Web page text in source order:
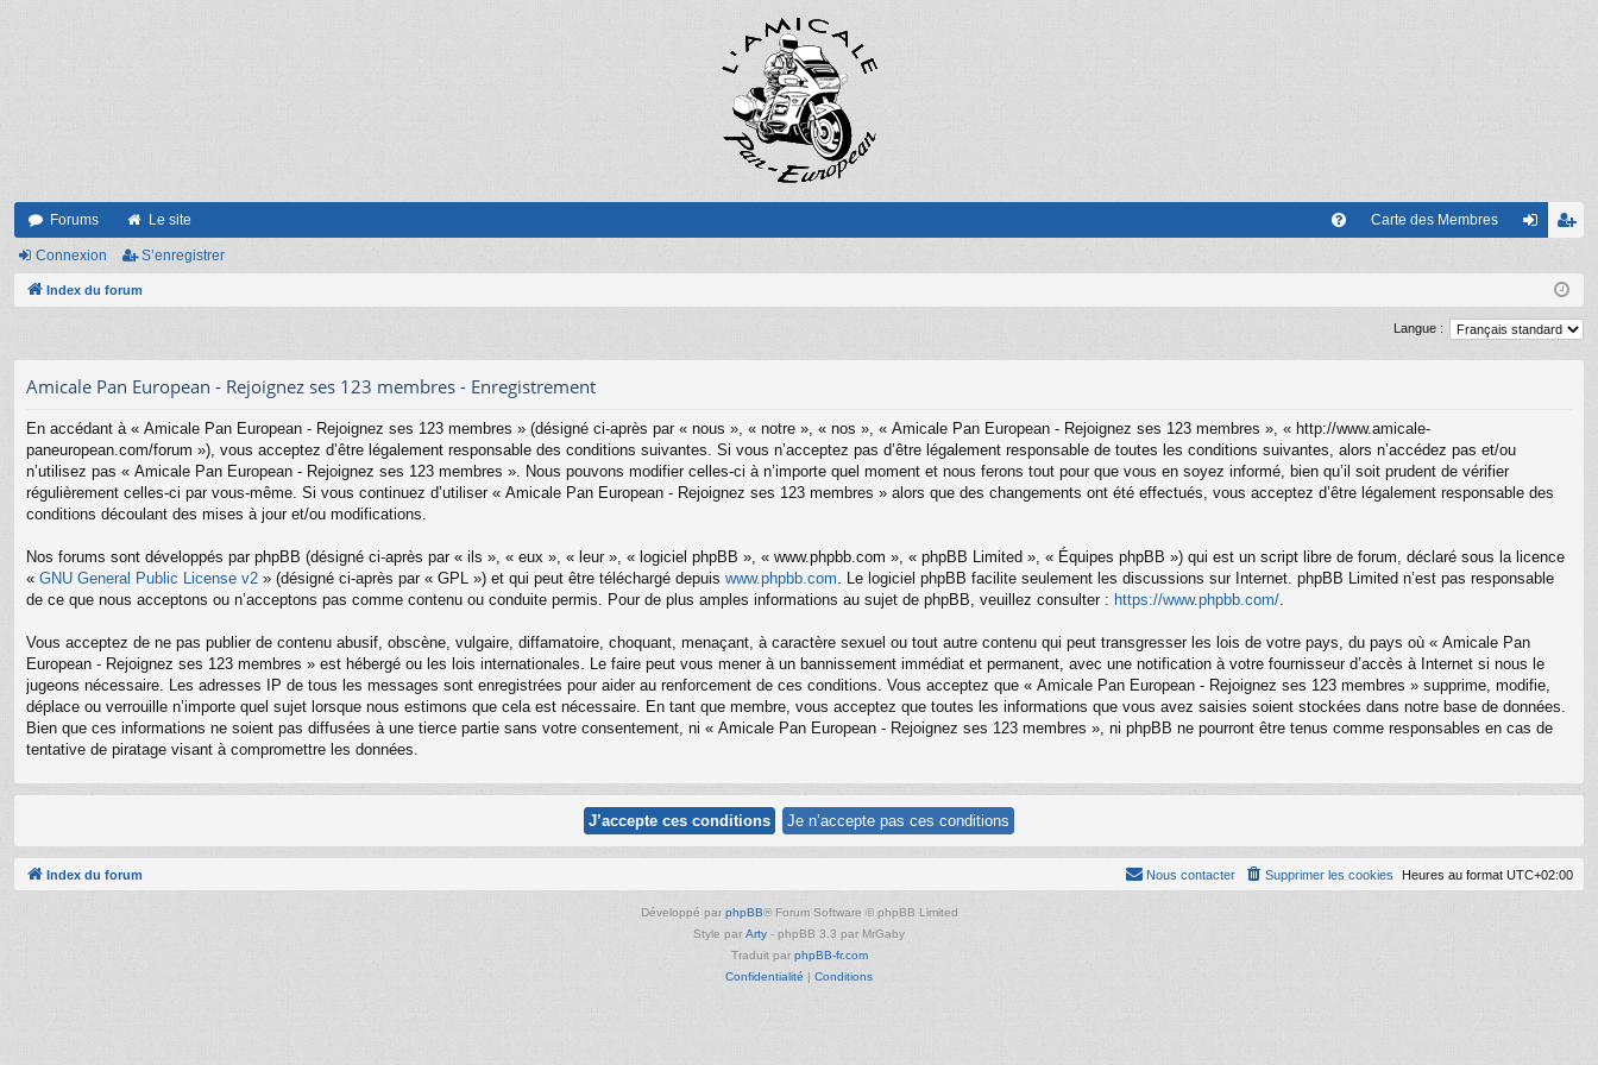
Forums Le site Carte des Membres
xi
on
nr
eg
ist
Connexion S’enregistrer
Index du forum
Langue :
Amicale Pan European - Rejoignez ses 123 membres - Enregistrement
En accédant à « Amicale Pan European - Rejoignez ses 123 membres » (désigné ci-après par « nous », « notre », « nos », « Amicale Pan European - Rejoignez ses 123 membres », « http://www.amicale-
paneuropean.com/forum »), vous acceptez d’être légalement responsable des conditions suivantes. Si vous n’acceptez pas d’être légalement responsable de toutes les conditions suivantes, alors n’accédez pas et/ou
n’utilisez pas « Amicale Pan European - Rejoignez ses 123 membres ». Nous pouvons modifier celles-ci à n’importe quel moment et nous ferons tout pour que vous en soyez informé, bien qu’il soit prudent de vérifier
régulièrement celles-ci par vous-même. Si vous continuez d’utiliser « Amicale Pan European - Rejoignez ses 123 membres » alors que des changements ont été effectués, vous acceptez d’être légalement responsable des
conditions découlant des mises à jour et/ou modifications.
Nos forums sont développés par phpBB (désigné ci-après par « ils », « eux », « leur », « logiciel phpBB », « www.phpbb.com », « phpBB Limited », « Équipes phpBB ») qui est un script libre de forum, déclaré sous la licence
« GNU General Public License v2 » (désigné ci-après par « GPL ») et qui peut être téléchargé depuis www.phpbb.com. Le logiciel phpBB facilite seulement les discussions sur Internet. phpBB Limited n’est pas responsable
de ce que nous acceptons ou n’acceptons pas comme contenu ou conduite permis. Pour de plus amples informations au sujet de phpBB, veuillez consulter : https://www.phpbb.com/.
Vous acceptez de ne pas publier de contenu abusif, obscène, vulgaire, diffamatoire, choquant, menaçant, à caractère sexuel ou tout autre contenu qui peut transgresser les lois de votre pays, du pays où « Amicale Pan
European - Rejoignez ses 123 membres » est hébergé ou les lois internationales. Le faire peut vous mener à un bannissement immédiat et permanent, avec une notification à votre fournisseur d’accès à Internet si nous le
jugeons nécessaire. Les adresses IP de tous les messages sont enregistrées pour aider au renforcement de ces conditions. Vous acceptez que « Amicale Pan European - Rejoignez ses 123 membres » supprime, modifie,
déplace ou verrouille n’importe quel sujet lorsque nous estimons que cela est nécessaire. En tant que membre, vous acceptez que toutes les informations que vous avez saisies soient stockées dans notre base de données.
Bien que ces informations ne soient pas diffusées à une tierce partie sans votre consentement, ni « Amicale Pan European - Rejoignez ses 123 membres », ni phpBB ne pourront être tenus comme responsables en cas de
tentative de piratage visant à compromettre les données.
Index du forum Heures au format UTC+02:00
Supprimer les cookies
Nous contacter
Développé par phpBB® Forum Software © phpBB Limited
Style par Arty - phpBB 3.3 par MrGaby
Traduit par phpBB-fr.com
Confidentialité | Conditions